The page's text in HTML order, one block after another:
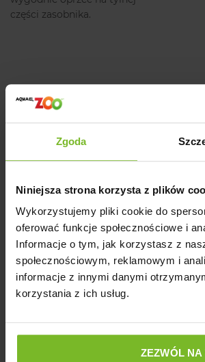
Zgoda
Niniejsza strona korzysta z plików
Wykorzystujemy pliki cookie do
oferować funkcje społecznościowe i
Informacje o tym, jak korzystasz z
społecznościowym, reklamowym i
informacje z innymi danymi
korzystania z ich usług.
ZEZWÓL NA
części zasobnika.